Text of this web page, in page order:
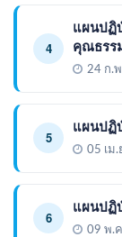
4
แผนปฏิ
คุณธรร
24 ก.
5
แผนปฏิ
05 เม.
6
แผนปฏิ
09 พ.